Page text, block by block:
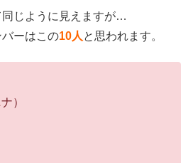
じように見えますが…
ーはこの10人 と思われます。
）